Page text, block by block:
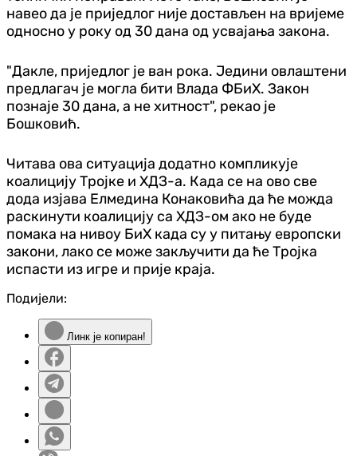
навео да је приједлог није достављен на вријеме
односно у року од 30 дана од усвајања закона.
"Дакле, приједлог је ван рока. Једини овлаштени
предлагач је могла бити Влада ФБиХ. Закон
познаје 30 дана, а не хитност", рекао је
Бошковић.
Читава ова ситуација додатно компликује
коалицију Тројке и ХДЗ-а. Када се на ово све
дода изјава Елмедина Конаковића да ће можда
раскинути коалицију са ХДЗ-ом ако не буде
помака на нивоу БиХ када су у питању европски
закони, лако се може закључити да ће Тројка
испасти из игре и прије краја.
Подијели:
Линк је копиран!